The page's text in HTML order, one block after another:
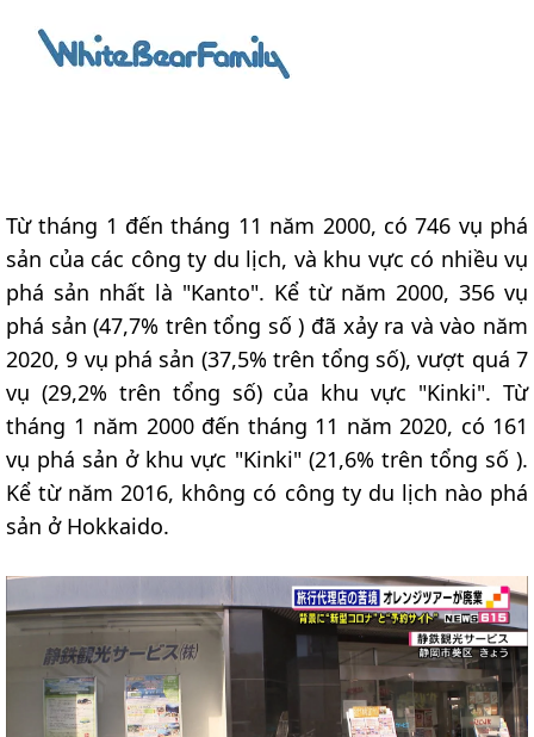
Từ tháng 1 đến tháng 11 năm 2000, có 746 vụ phá
sản của các công ty du lịch, và khu vực có nhiều vụ
phá sản nhất là "Kanto". Kể từ năm 2000, 356 vụ
phá sản (47,7% trên tổng số ) đã xảy ra và vào năm
2020, 9 vụ phá sản (37,5% trên tổng số), vượt quá 7
vụ (29,2% trên tổng số) của khu vực "Kinki". Từ
tháng 1 năm 2000 đến tháng 11 năm 2020, có 161
vụ phá sản ở khu vực "Kinki" (21,6% trên tổng số ).
Kể từ năm 2016, không có công ty du lịch nào phá
sản ở Hokkaido.